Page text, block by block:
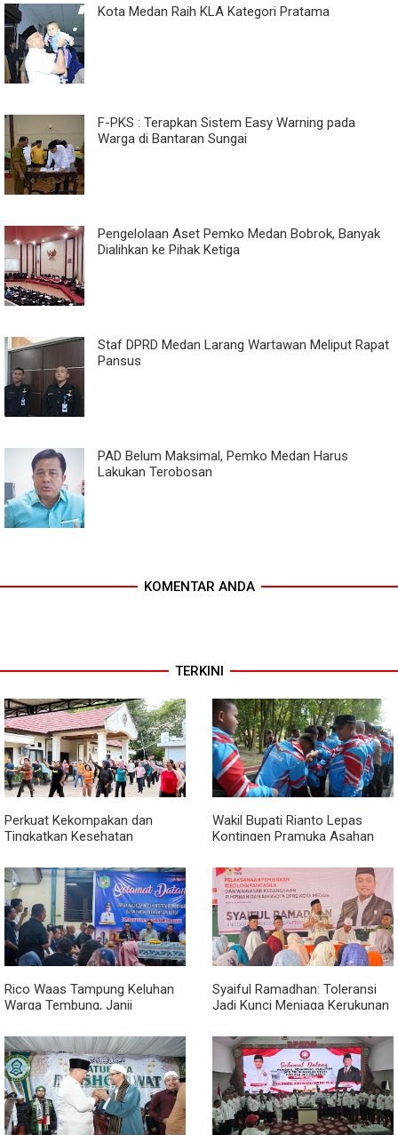
Kota Medan Raih KLA Kategori Pratama
F-PKS : Terapkan Sistem Easy Warning pada
Warga di Bantaran Sungai
Pengelolaan Aset Pemko Medan Bobrok, Banyak
Dialihkan ke Pihak Ketiga
Staf DPRD Medan Larang Wartawan Meliput Rapat
Pansus
PAD Belum Maksimal, Pemko Medan Harus
Lakukan Terobosan
KOMENTAR ANDA
TERKINI
Perkuat Kekompakan dan
Tingkatkan Kesehatan
Olahraga Rutin
Wakil Bupati Rianto Lepas
Kontingen Pramuka Asahan
Cibubur
Rico Waas Tampung Keluhan
Warga Tembung, Janji
Syaiful Ramadhan: Toleransi
Jadi Kunci Menjaga Kerukunan
Medan